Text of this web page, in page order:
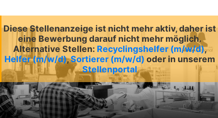
Diese Stellenanzeige ist nicht mehr aktiv, daher ist
eine Bewerbung darauf nicht mehr möglich.
Alternative Stellen: Recyclingshelfer (m/w/d),
Helfer (m/w/d),Sortierer (m/w/d) oder in unserem
Stellenportal